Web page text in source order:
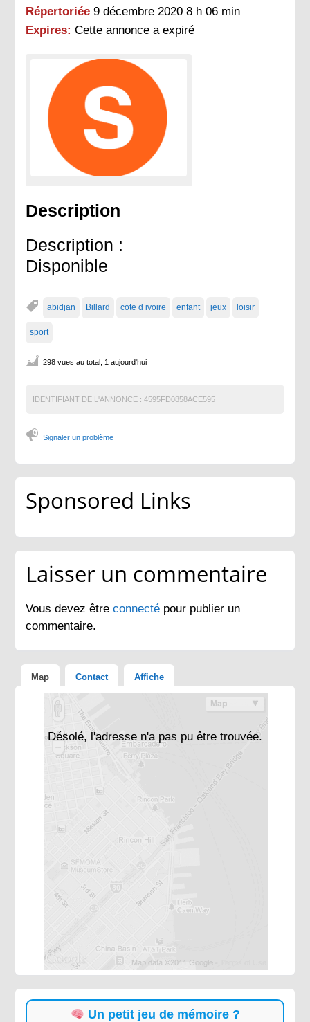
Répertoriée 9 décembre 2020 8 h 06 min
Expires: Cette annonce a expiré
Description
Description :
Disponible
abidjan Billard cote d ivoire enfant jeux loisir
sport
298 vues au total, 1 aujourd'hui
IDENTIFIANT DE L'ANNONCE : 4595FD0858ACE595
Signaler un problème
Sponsored Links
Laisser un commentaire
Vous devez êtreconnecté pour publier un
commentaire.
Map Contact Affiche
Désolé, l'adresse n'a pas pu être trouvée.
Un petit jeu de mémoire ?